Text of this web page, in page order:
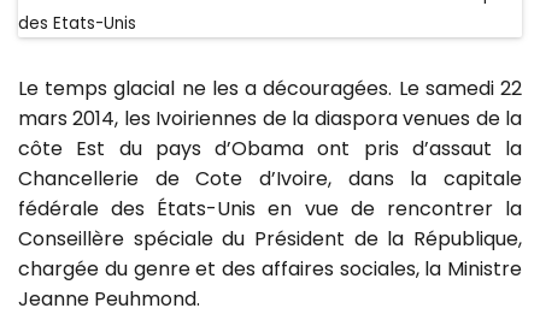
des Etats-Unis
Le temps glacial ne les a découragées. Le samedi 22
mars 2014, les Ivoiriennes de la diaspora venues de la
côte Est du pays d’Obama ont pris d’assaut la
Chancellerie de Cote d’Ivoire, dans la capitale
fédérale des États-Unis en vue de rencontrer la
Conseillère spéciale du Président de la République,
chargée du genre et des affaires sociales, la Ministre
Jeanne Peuhmond.